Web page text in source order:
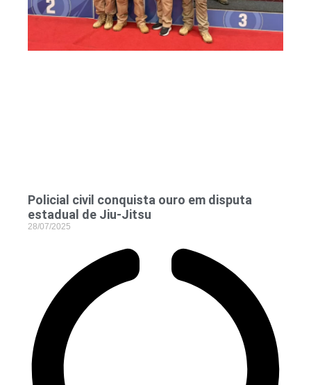
Policial civil conquista ouro em disputa
estadual de Jiu-Jitsu
28/07/2025